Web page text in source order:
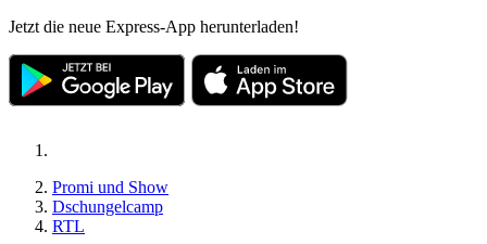
Jetzt die neue Express-App herunterladen!
Promi und Show
Dschungelcamp
RTL